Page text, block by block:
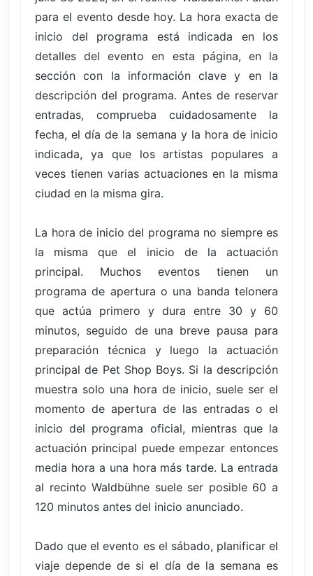
para el evento desde hoy. La hora exacta de
inicio del programa está indicada en los
detalles del evento en esta página, en la
sección con la información clave y en la
descripción del programa. Antes de reservar
entradas, comprueba cuidadosamente la
fecha, el día de la semana y la hora de inicio
indicada, ya que los artistas populares a
veces tienen varias actuaciones en la misma
ciudad en la misma gira.
La hora de inicio del programa no siempre es
la misma que el inicio de la actuación
principal. Muchos eventos tienen un
programa de apertura o una banda telonera
que actúa primero y dura entre 30 y 60
minutos, seguido de una breve pausa para
preparación técnica y luego la actuación
principal de Pet Shop Boys. Si la descripción
muestra solo una hora de inicio, suele ser el
momento de apertura de las entradas o el
inicio del programa oficial, mientras que la
actuación principal puede empezar entonces
media hora a una hora más tarde. La entrada
al recinto Waldbühne suele ser posible 60 a
120 minutos antes del inicio anunciado.
Dado que el evento es el sábado, planificar el
viaje depende de si el día de la semana es